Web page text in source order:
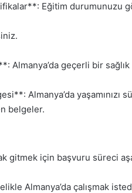
Eğitim durumunuzu
Almanya’da geçerli bir
Almanya’da
belgeler.
gitmek için başvuru süreci
Almanya’da çalışmak